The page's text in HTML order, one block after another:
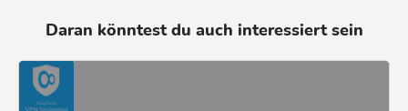
Daran könntest du auch interessiert sein